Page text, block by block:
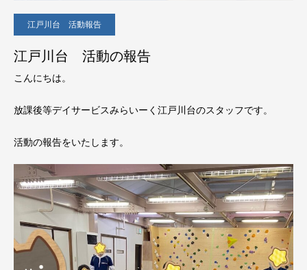
江戸川台 活動報告
江戸川台 活動の報告
こんにちは。
放課後等デイサービスみらいーく江戸川台のスタッフです。
活動の報告をいたします。